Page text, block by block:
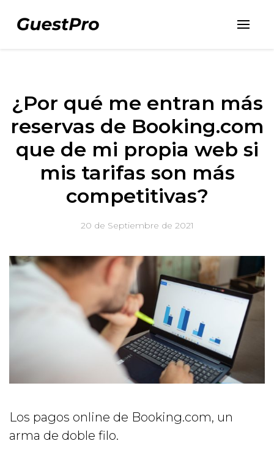
¿Por qué me entran más
reservas de Booking.com
que de mi propia web si
mis tarifas son más
competitivas?
20 de Septiembre de 2021
Los pagos online de Booking.com, un
arma de doble filo.